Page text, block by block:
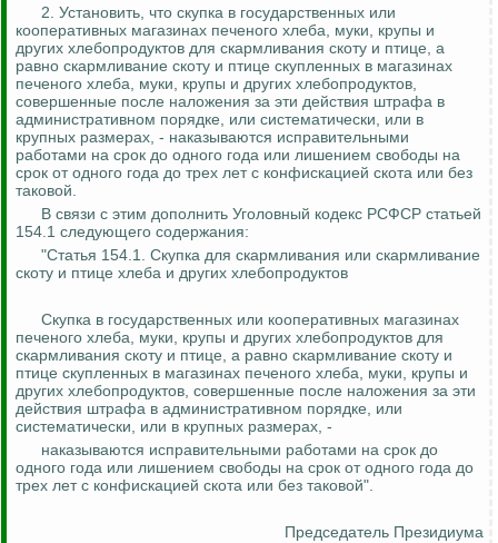
2. Установить, что скупка в государственных или
кооперативных магазинах печеного хлеба, муки, крупы и
других хлебопродуктов для скармливания скоту и птице, а
равно скармливание скоту и птице скупленных в магазинах
печеного хлеба, муки, крупы и других хлебопродуктов,
совершенные после наложения за эти действия штрафа в
административном порядке, или систематически, или в
крупных размерах, - наказываются исправительными
работами на срок до одного года или лишением свободы на
срок от одного года до трех лет с конфискацией скота или без
таковой.
В связи с этим дополнить Уголовный кодекс РСФСР статьей
154.1 следующего содержания:
"Статья 154.1. Скупка для скармливания или скармливание
скоту и птице хлеба и других хлебопродуктов
Скупка в государственных или кооперативных магазинах
печеного хлеба, муки, крупы и других хлебопродуктов для
скармливания скоту и птице, а равно скармливание скоту и
птице скупленных в магазинах печеного хлеба, муки, крупы и
других хлебопродуктов, совершенные после наложения за эти
действия штрафа в административном порядке, или
систематически, или в крупных размерах, -
наказываются исправительными работами на срок до
одного года или лишением свободы на срок от одного года до
трех лет с конфискацией скота или без таковой".
Председатель Президиума